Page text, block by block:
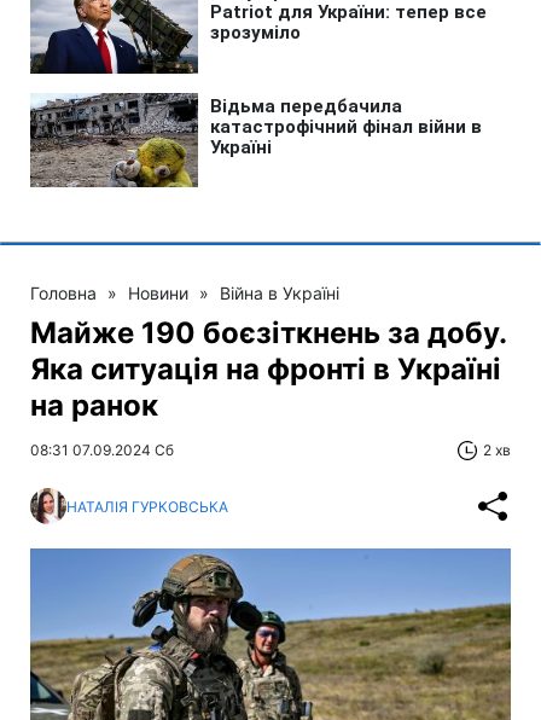
Головна » Новини » Війна в Україні
Майже 190 боєзіткнень за добу.
Яка ситуація на фронті в Україні
на ранок
08:31 07.09.2024 Сб 2 хв
НАТАЛІЯ ГУРКОВСЬКА